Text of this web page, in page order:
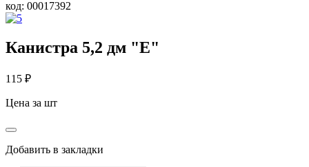
код: 00017392
Канистра 5,2 дм "Е"
115 ₽
Цена за шт
Добавить в закладки